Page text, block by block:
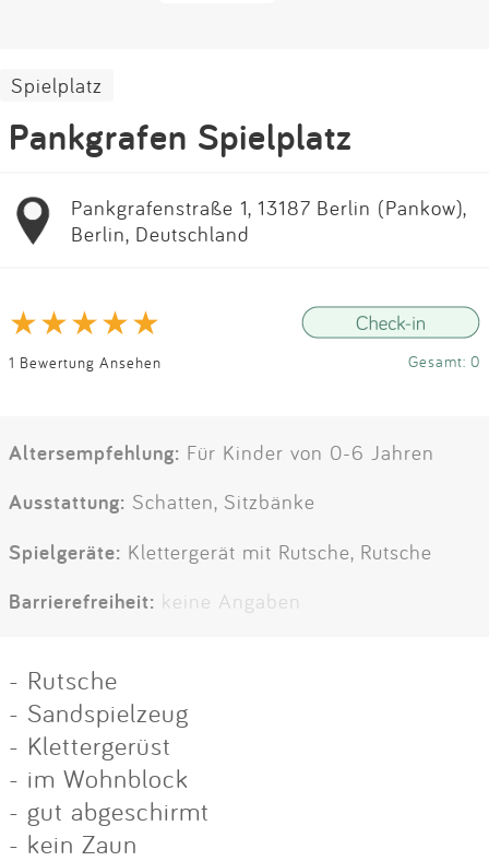
Spielplatz
Pankgrafen Spielplatz
Pankgrafenstraße 1, 13187 Berlin (Pankow),
Berlin, Deutschland
1 Bewertung Ansehen Gesamt: 0
Altersempfehlung: Für Kinder von 0-6 Jahren
Ausstattung: Schatten, Sitzbänke
Spielgeräte: Klettergerät mit Rutsche, Rutsche
Barrierefreiheit: keine Angaben
- Rutsche
- Sandspielzeug
- Klettergerüst
- im Wohnblock
- gut abgeschirmt
- kein Zaun